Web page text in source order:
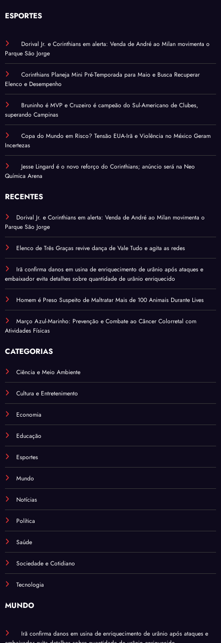
ESPORTES
Dorival Jr. e Corinthians em alerta: Venda de André ao Milan movimenta o
Parque São Jorge
Corinthians Planeja Mini Pré-Temporada para Maio e Busca Recuperar
Elenco e Desempenho
Bruninho é MVP e Cruzeiro é campeão do Sul-Americano de Clubes,
superando Campinas
Copa do Mundo em Risco? Tensão EUA-Irã e Violência no México Geram
Incertezas
Jesse Lingard é o novo reforço do Corinthians; anúncio será na Neo
Química Arena
RECENTES
Dorival Jr. e Corinthians em alerta: Venda de André ao Milan movimenta o
Parque São Jorge
Elenco de Três Graças revive dança de Vale Tudo e agita as redes
Irã confirma danos em usina de enriquecimento de urânio após ataques e
embaixador evita detalhes sobre quantidade de urânio enriquecido
Homem é Preso Suspeito de Maltratar Mais de 100 Animais Durante Lives
Março Azul-Marinho: Prevenção e Combate ao Câncer Colorretal com
Atividades Físicas
CATEGORIAS
Ciência e Meio Ambiente
Cultura e Entretenimento
Economia
Educação
Esportes
Mundo
Notícias
Política
Saúde
Sociedade e Cotidiano
Tecnologia
MUNDO
Irã confirma danos em usina de enriquecimento de urânio após ataques e